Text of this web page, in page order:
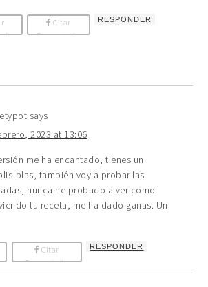
Citar
Comentario
RESPONDER
says
2023 at 13:06
me ha encantado, tienes un
plas, también voy a probar las
nunca he probado a ver como
tu receta, me ha dado ganas. Un
Citar
Comentario
RESPONDER